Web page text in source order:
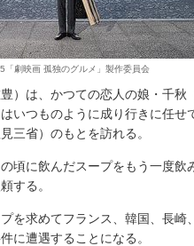
「劇映画 孤独のグルメ」製作委員会
は、かつての恋人の娘・千秋
いつものように成り行きに任せ
三省）のもとを訪れる。
に飲んだスープをもう一度飲
する。
求めてフランス、韓国、長崎
に遭遇することになる。